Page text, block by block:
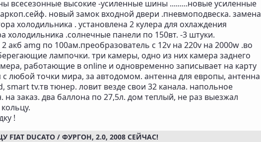
всесезонные высокие -усиленные шины .........новые усиленные
новый замок входной двери .пневмоподвеска. замена
холодильника . установлена 2 кулера для охлаждения
холодильника .солнечные панели по 150вт. -3 штуки.
акб amg по 100ам.преобразователь c 12v на 220v на 2000w .во
лампочки. три камеры, одно из них камера заднего
работающие в online и одновременно записывает на карту
любой точки мира, за автодомом. антенна для европы, антенна
smart tv.тв тюнер. ловит везде свои 32 канала. напольное
на заказ. два баллона по 27,5л. дом теплый, не раз выезжал
!
DUCATO / ФУРГОН, 2.0, 2008 СЕЙЧАС!